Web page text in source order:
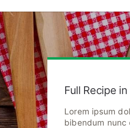
Full Recipe
Lorem ipsum
bibendum nunc